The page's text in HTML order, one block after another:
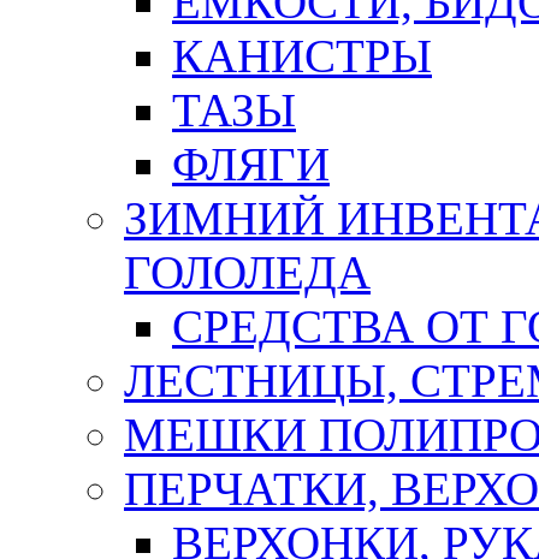
КАНИСТРЫ
ТАЗЫ
ФЛЯГИ
ЗИМНИЙ
ГОЛОЛЕДА
СРЕДСТВА ОТ
ЛЕСТНИЦЫ,
МЕШКИ
ПЕРЧАТКИ,
ВЕРХОНКИ,